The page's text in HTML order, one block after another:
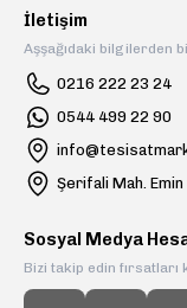
İletişim
Aşşağıdaki bilgilerden
0216 222 23 24
0544 499 22 90
Şerifali Mah. Emin
Sosyal Medya
Bizi takip edin fırsatları